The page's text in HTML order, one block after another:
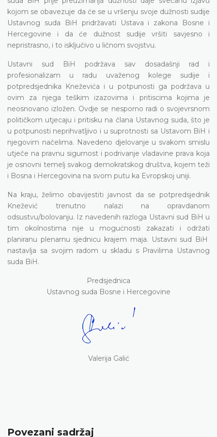
kojom se obavezuje da će se u vršenju svoje dužnosti sudije
Ustavnog suda BiH pridržavati Ustava i zakona Bosne i
Hercegovine i da će dužnost sudije vršiti savjesno i
nepristrasno, i to isključivo u ličnom svojstvu.
Ustavni sud BiH podržava sav dosadašnji rad i
profesionalizam u radu uvaženog kolege sudije i
potpredsjednika Kneževića i u potpunosti ga podržava u
ovim za njega teškim izazovima i pritiscima kojima je
neosnovano izložen. Ovdje se nesporno radi o svojevrsnom
političkom utjecaju i pritisku na člana Ustavnog suda, što je
u potpunosti neprihvatljivo i u suprotnosti sa Ustavom BiH i
njegovim načelima. Navedeno djelovanje u svakom smislu
utječe na pravnu sigurnost i podrivanje vladavine prava koja
je osnovni temelj svakog demokratskog društva, kojem teži
i Bosna i Hercegovina na svom putu ka Evropskoj uniji.
Na kraju, želimo obavijestiti javnost da se potpredsjednik
Knežević trenutno nalazi na opravdanom
odsustvu/bolovanju. Iz navedenih razloga Ustavni sud BiH u
tim okolnostima nije u mogućnosti zakazati i održati
planiranu plenarnu sjednicu krajem maja. Ustavni sud BiH
nastavlja sa svojim radom u skladu s Pravilima Ustavnog
suda BiH.
Predsjednica
Ustavnog suda Bosne i Hercegovine
Valerija Galić
Povezani sadržaj